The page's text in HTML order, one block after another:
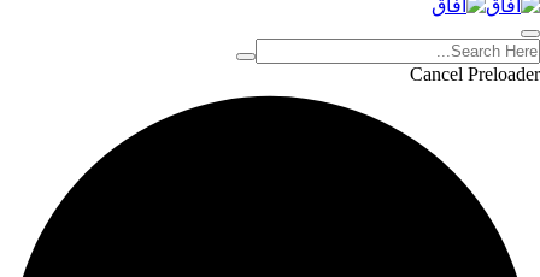
Cancel Preloader